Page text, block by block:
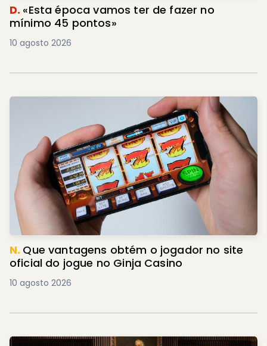
D. «Esta época vamos ter de fazer no
mínimo 45 pontos»
10 agosto 2026
N. Que vantagens obtém o jogador no site
oficial do jogue no Ginja Casino
10 agosto 2026